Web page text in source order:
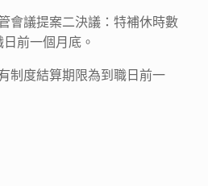
會議提案二決議：特補休時數
前一個月底。
制度結算期限為到職日前一